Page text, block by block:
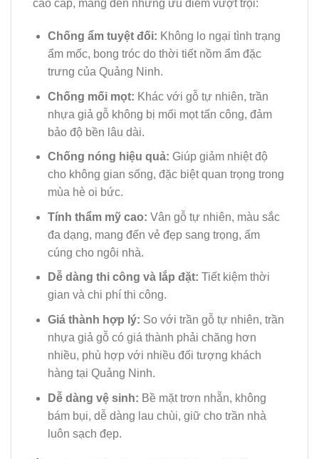
cao cấp, mang đến những ưu điểm vượt trội:
Chống ẩm tuyệt đối: Không lo ngại tình trạng
ẩm mốc, bong tróc do thời tiết nồm ẩm đặc
trưng của Quảng Ninh.
Chống mối mọt: Khác với gỗ tự nhiên, trần
nhựa giả gỗ không bị mối mọt tấn công, đảm
bảo độ bền lâu dài.
Chống nóng hiệu quả: Giúp giảm nhiệt độ
cho không gian sống, đặc biệt quan trọng trong
mùa hè oi bức.
Tính thẩm mỹ cao: Vân gỗ tự nhiên, màu sắc
đa dạng, mang đến vẻ đẹp sang trọng, ấm
cúng cho ngôi nhà.
Dễ dàng thi công và lắp đặt: Tiết kiệm thời
gian và chi phí thi công.
Giá thành hợp lý: So với trần gỗ tự nhiên, trần
nhựa giả gỗ có giá thành phải chăng hơn
nhiều, phù hợp với nhiều đối tượng khách
hàng tại Quảng Ninh.
Dễ dàng vệ sinh: Bề mặt trơn nhẵn, không
bám bụi, dễ dàng lau chùi, giữ cho trần nhà
luôn sạch đẹp.